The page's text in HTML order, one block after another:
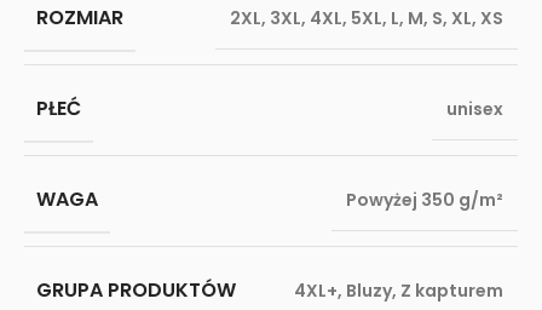
ROZMIAR 2XL, 3XL, 4XL, 5XL, L, M, S, XL, XS
PŁEĆ unisex
WAGA Powyżej 350 g/m²
GRUPA PRODUKTÓW 4XL+, Bluzy, Z kapturem